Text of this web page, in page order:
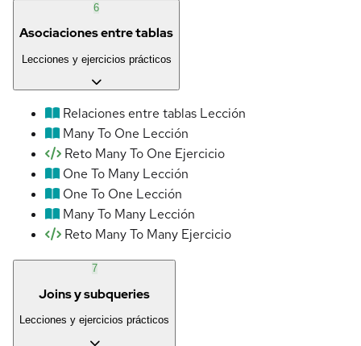
6
Asociaciones entre tablas
Lecciones y ejercicios prácticos
Relaciones entre tablas Lección
Many To One Lección
Reto Many To One Ejercicio
One To Many Lección
One To One Lección
Many To Many Lección
Reto Many To Many Ejercicio
7
Joins y subqueries
Lecciones y ejercicios prácticos